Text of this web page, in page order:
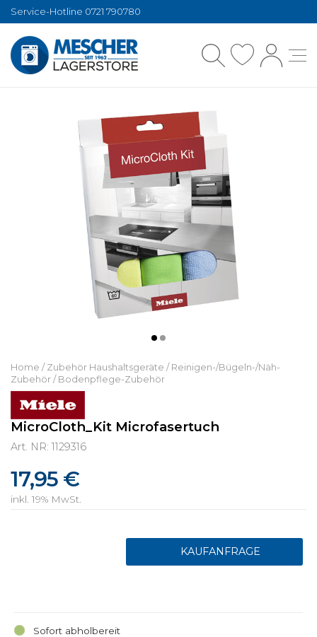
Service-Hotline 0721 790780
Home / Zubehör Haushaltsgeräte / Reinigen-/Bügeln-/Näh-
Zubehör / Bodenpflege-Zubehör
MicroCloth_Kit Microfasertuch
Art. NR: 1129316
17,95 €
inkl. 19% MwSt.
Sofort abholbereit